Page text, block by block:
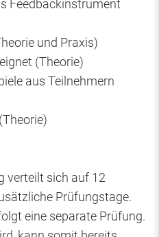
Feedbackinstrument
und Praxis)
(Theorie)
aus Teilnehmern
verteilt sich auf 12
Prüfungstage.
eine separate Prüfung.